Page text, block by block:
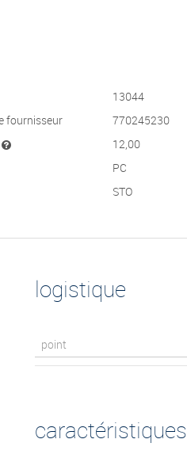
13044
fournisseur
770245230
12,00
PC
STO
logistique
point
caractéristiques